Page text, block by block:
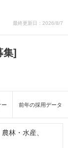
最終更新日：2026/8/7
集]
ー 前年の採用データ
農林・水産